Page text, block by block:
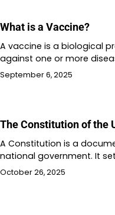
What is a Vaccine?
A vaccine is a biological
against one or more
September 6, 2025
The Constitution of the
A Constitution is a
national government. It
October 26, 2025